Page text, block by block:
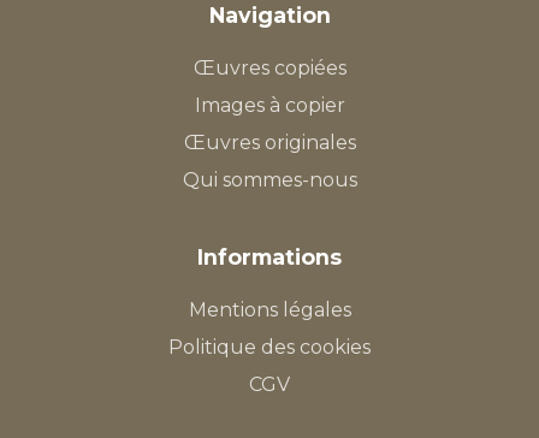
Navigation
Œuvres copiées
Images à copier
Œuvres originales
Qui sommes-nous
Informations
Mentions légales
Politique des cookies
CGV